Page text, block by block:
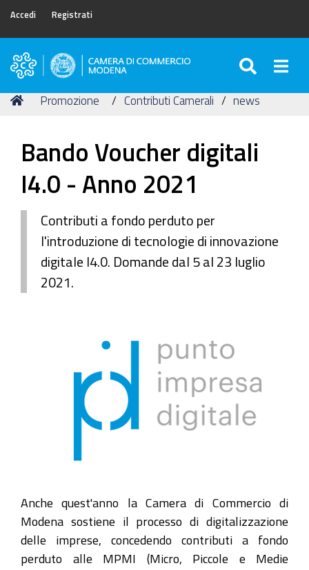
Accedi Registrati
Camera
Commercio
Tu
Home
Promozione Contributi Camerali news
Bando Voucher digitali
I4.0 - Anno 2021
Contributi a fondo perduto per
l'introduzione di tecnologie di innovazione
digitale I4.0. Domande dal 5 al 23 luglio
2021.
Anche quest'anno la Camera di Commercio di
Modena sostiene il processo di digitalizzazione
delle imprese, concedendo contributi a fondo
perduto alle MPMI (Micro, Piccole e Medie